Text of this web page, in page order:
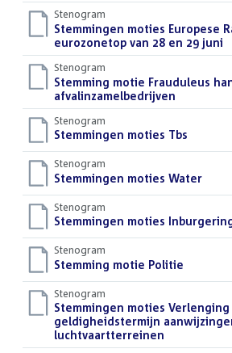
Stenogram
Download
bestand:
Stemmingen moties Europese
eurozonetop van 28 en 29 juni
Stenogram
Download
bestand:
Stemming motie Frauduleus
afvalinzamelbedrijven
Stenogram
Download
bestand:
Stemmingen moties Tbs
Stenogram
Download
bestand:
Stemmingen moties Water()
Stenogram
Download
bestand:
Stemmingen moties
Stenogram
Download
bestand:
Stemming motie Politie
Stenogram
Download
bestand:
Stemmingen moties Verlenging
geldigheidstermijn
luchtvaartterreinen